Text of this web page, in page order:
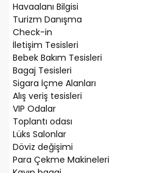
Havaalanı Bilgisi
Turizm Danışma
Check-in
İletişim Tesisleri
Bebek Bakım Tesisleri
Bagaj Tesisleri
Sigara İçme Alanları
Alış veriş tesisleri
VIP Odalar
Toplantı odası
Lüks Salonlar
Döviz değişimi
Para Çekme Makineleri